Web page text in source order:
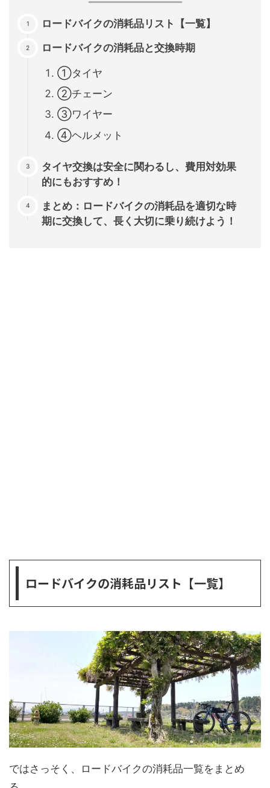
ロードバイクの消耗品リスト【一覧】
ロードバイクの消耗品と交換時期
①タイヤ
②チェーン
③ワイヤー
④ヘルメット
タイヤ交換は安全に関わるし、費用対効果
的にもおすすめ！
まとめ：ロードバイクの消耗品を適切な時
期に交換して、長く大切に乗り続けよう！
ロードバイクの消耗品リスト【一覧】
ではさっそく、ロードバイクの消耗品一覧をまとめ